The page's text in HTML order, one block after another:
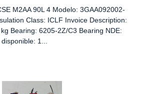
M2AA 90L 4 Modelo: 3GAA092002-
Class: ICLF Invoice Description:
Bearing: 6205-2Z/C3 Bearing NDE:
1...